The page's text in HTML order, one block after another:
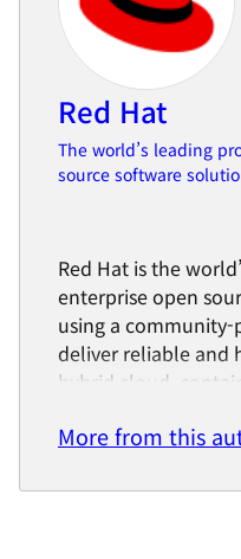
Red Hat
The world’s leading
source software
Red Hat is the
enterprise open
using a
deliver reliable and
hybrid cloud,
existing IT
More from this